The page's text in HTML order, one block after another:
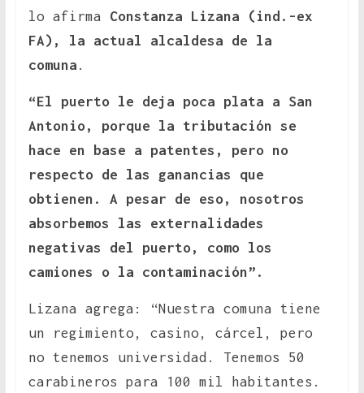
lo afirma Constanza Lizana (ind.-ex
FA), la actual alcaldesa de la
comuna .
“El puerto le deja poca plata a San
Antonio, porque la tributación se
hace en base a patentes, pero no
respecto de las ganancias que
obtienen. A pesar de eso, nosotros
absorbemos las externalidades
negativas del puerto, como los
camiones o la contaminación”.
Lizana agrega: “Nuestra comuna tiene
un regimiento, casino, cárcel, pero
no tenemos universidad. Tenemos 50
carabineros para 100 mil habitantes.